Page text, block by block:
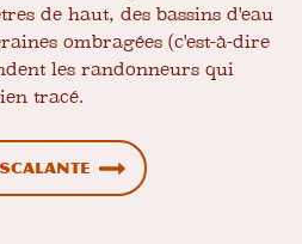
de haut, des bassins d'eau
ombragées (c'est-à-dire
les randonneurs qui
tracé.